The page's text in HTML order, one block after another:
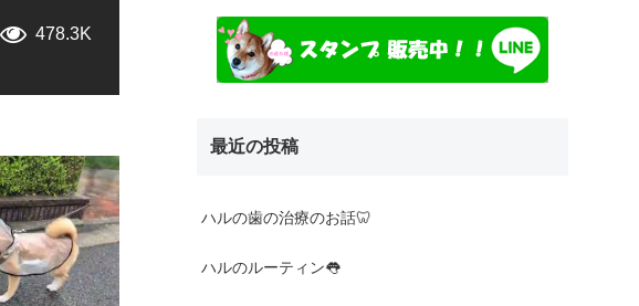
478.3K
最近の投稿
ハルの歯の治療のお話🦷
ハルのルーティン👅